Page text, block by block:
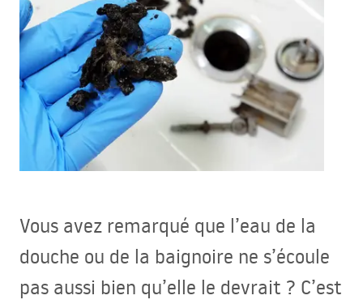
Vous avez remarqué que l’eau de la
douche ou de la baignoire ne s’écoule
pas aussi bien qu’elle le devrait ? C’est